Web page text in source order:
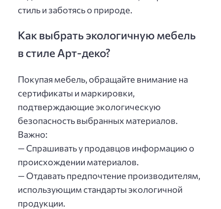
стиль и заботясь о природе.
Как выбрать экологичную мебель
в стиле Арт-деко?
Покупая мебель, обращайте внимание на
сертификаты и маркировки,
подтверждающие экологическую
безопасность выбранных материалов.
Важно:
— Спрашивать у продавцов информацию о
происхождении материалов.
— Отдавать предпочтение производителям,
использующим стандарты экологичной
продукции.